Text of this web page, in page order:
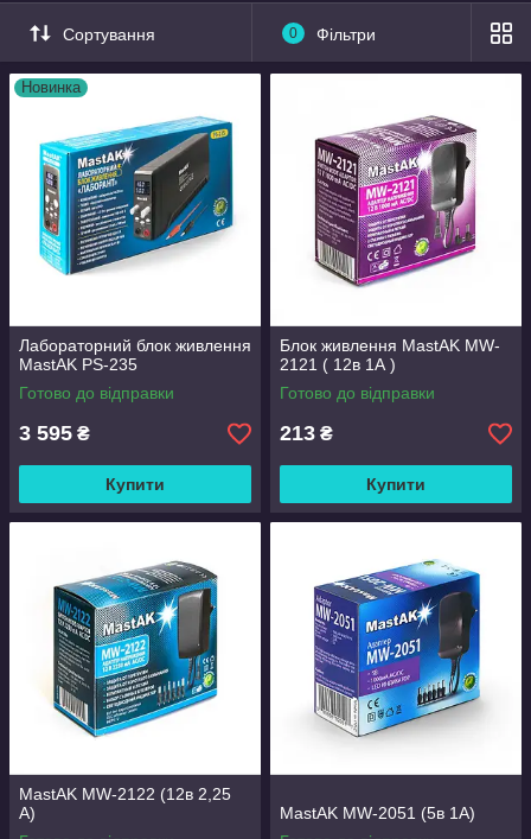
Сортування 0 Фільтри
Новинка
Лабораторний блок живлення
MastAK PS-235
Готово до відправки
3 595 ₴
Купити
Блок живлення MastAK MW-
2121 ( 12в 1А )
Готово до відправки
213 ₴
Купити
MastAK MW-2122 (12в 2,25
А)
MastAK MW-2051 (5в 1А)